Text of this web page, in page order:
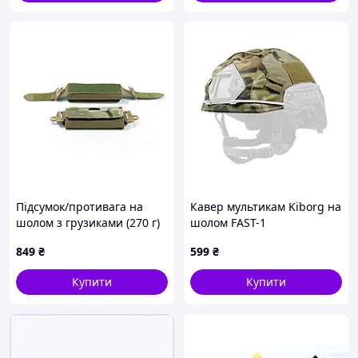
Підсумок/противага на
шолом з грузиками (270 г)
849 ₴
Купити
Кавер мультикам Kiborg на
шолом FAST-1
599 ₴
Купити